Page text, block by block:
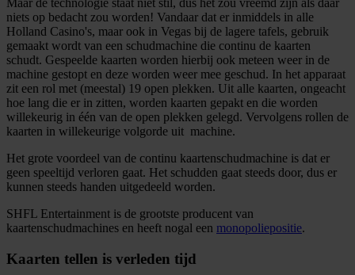
Maar de technologie staat niet stil, dus het zou vreemd zijn als daar
niets op bedacht zou worden! Vandaar dat er inmiddels in alle
Holland Casino's, maar ook in Vegas bij de lagere tafels, gebruik
gemaakt wordt van een schudmachine die continu de kaarten
schudt. Gespeelde kaarten worden hierbij ook meteen weer in de
machine gestopt en deze worden weer mee geschud. In het apparaat
zit een rol met (meestal) 19 open plekken. Uit alle kaarten, ongeacht
hoe lang die er in zitten, worden kaarten gepakt en die worden
willekeurig in één van de open plekken gelegd. Vervolgens rollen de
kaarten in willekeurige volgorde uit machine.
Het grote voordeel van de continu kaartenschudmachine is dat er
geen speeltijd verloren gaat. Het schudden gaat steeds door, dus er
kunnen steeds handen uitgedeeld worden.
SHFL Entertainment is de grootste producent van
kaartenschudmachines en heeft nogal een monopoliepositie.
Kaarten tellen is verleden tijd